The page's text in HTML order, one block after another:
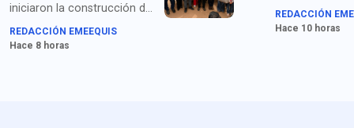
iniciaron la construcción del
Hospital Regional en Ures,
con una inversión superior a
REDACCIÓN EMEEQUIS
Hace 8 horas
años por
Corea del Sur,
REDACCIÓN
Hace 10 horas